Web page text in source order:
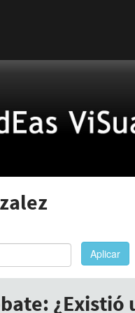
Aplicar
¿Existió